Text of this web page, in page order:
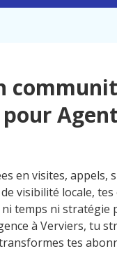
en visites, appels,
visibilité locale,
ni temps ni
à Verviers, tu
tes